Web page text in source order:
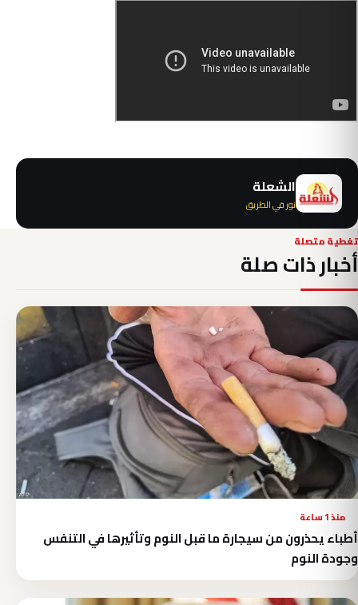
الشعلة
نور في الطريق
تغطية متصلة
أخبار ذات صلة
منذ 1 ساعة
أطباء يحذرون من سيجارة ما قبل النوم وتأثيرها في التنفس
وجودة النوم